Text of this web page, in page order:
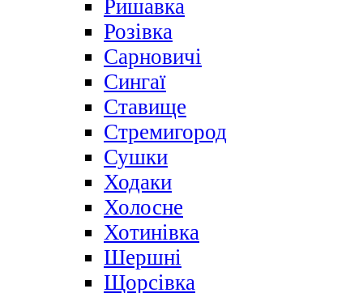
Ришавка
Розівка
Сарновичі
Сингаї
Ставище
Стремигород
Сушки
Ходаки
Холосне
Хотинівка
Шершні
Щорсівка